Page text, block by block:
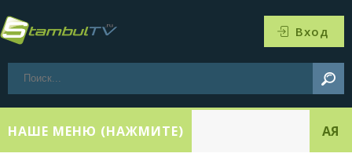
Вход
НАШЕ МЕНЮ (НАЖМИТЕ) АЯ